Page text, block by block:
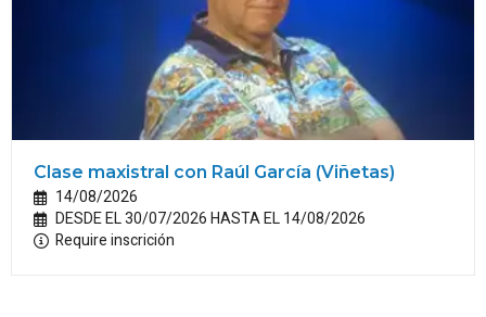
Clase maxistral con Raúl García (Viñetas)
14/08/2026
DESDE EL 30/07/2026 HASTA EL 14/08/2026
Require inscrición